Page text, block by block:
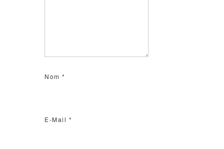
Nom*
E-Mail *